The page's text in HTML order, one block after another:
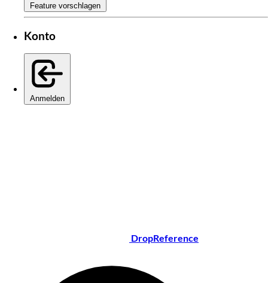
Feature vorschlagen
Konto
Anmelden
DropReference